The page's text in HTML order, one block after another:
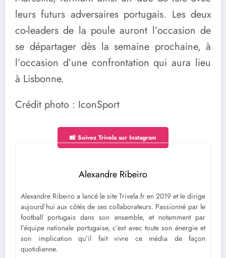
leurs futurs adversaires portugais. Les deux
co-leaders de la poule auront l’occasion de
se départager dès la semaine prochaine, à
l’occasion d’une confrontation qui aura lieu
à Lisbonne.
Crédit photo : IconSport
📸 Suivez Trivela sur Instagram
Alexandre Ribeiro
Alexandre Ribeiro a lancé le site Trivela.fr en 2019 et le dirige
aujourd’hui aux côtés de ses collaborateurs. Passionné par le
football portugais dans son ensemble, et notamment par
l’équipe nationale portugaise, c’est avec toute son énergie et
son implication qu’il fait vivre ce média de façon
quotidienne.